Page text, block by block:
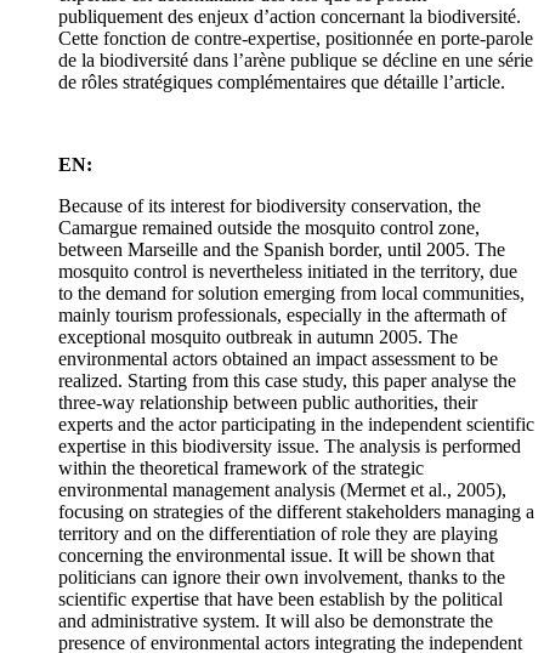
publiquement des enjeux d’action concernant la biodiversité.
Cette fonction de contre-expertise, positionnée en porte-parole
de la biodiversité dans l’arène publique se décline en une série
de rôles stratégiques complémentaires que détaille l’article.
EN:
Because of its interest for biodiversity conservation, the
Camargue remained outside the mosquito control zone,
between Marseille and the Spanish border, until 2005. The
mosquito control is nevertheless initiated in the territory, due
to the demand for solution emerging from local communities,
mainly tourism professionals, especially in the aftermath of
exceptional mosquito outbreak in autumn 2005. The
environmental actors obtained an impact assessment to be
realized. Starting from this case study, this paper analyse the
three-way relationship between public authorities, their
experts and the actor participating in the independent scientific
expertise in this biodiversity issue. The analysis is performed
within the theoretical framework of the strategic
environmental management analysis (Mermet et al., 2005),
focusing on strategies of the different stakeholders managing a
territory and on the differentiation of role they are playing
concerning the environmental issue. It will be shown that
politicians can ignore their own involvement, thanks to the
scientific expertise that have been establish by the political
and administrative system. It will also be demonstrate the
presence of environmental actors integrating the independent